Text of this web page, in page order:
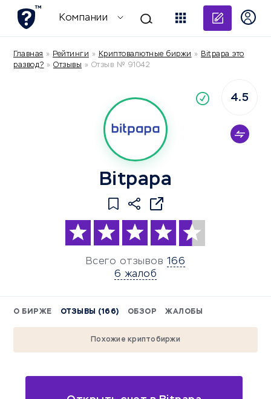
Компании
Главная » Рейтинги » Криптовалютные биржи » Bitpapa это
развод? » Отзывы » Отзыв № 91042
Bitpapa
Всего отзывов 166
6 жалоб
4.5
О БИРЖЕ ОТЗЫВЫ (166) ОБЗОР ЖАЛОБЫ
Похожие криптобиржи